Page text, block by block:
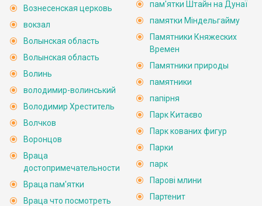
Вознесенская церковь
вокзал
Волынская область
Волынская область
Волинь
володимир-волинський
Володимир Хреститель
Волчков
Воронцов
Враца
достопримечательности
Враца пам'ятки
Враца что посмотреть
пам'ятки Штайн на Дунаї
памятки Міндельгайму
Памятники Княжеских
Времен
Памятники природы
памятники
папірня
Парк Китаєво
Парк кованих фигур
Парки
парк
Парові млини
Партенит